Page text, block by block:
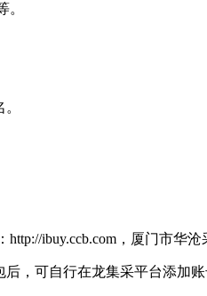
ibuy.ccb.com，厦门市华沧
，可自行在龙集采平台添加账